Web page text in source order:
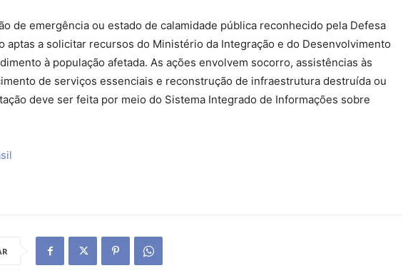
de emergência ou estado de calamidade pública reconhecido pela Defesa
aptas a solicitar recursos do Ministério da Integração e do Desenvolvimento
à população afetada. As ações envolvem socorro, assistências às
de serviços essenciais e reconstrução de infraestrutura destruída ou
deve ser feita por meio do Sistema Integrado de Informações sobre